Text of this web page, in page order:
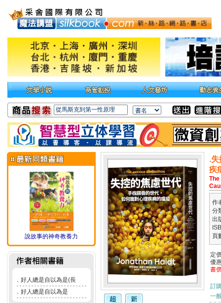
說故事的神奇教養力
． 好人總是自以為是(長
． 好人總是自以為是
.
疾
作
分
出
頁
定
優
書
訂
一